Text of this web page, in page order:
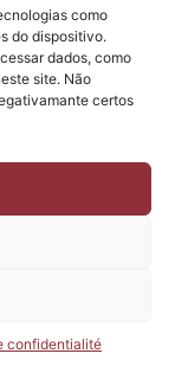
como
do dispositivo.
dados, como
site. Não
certos
confidentialité